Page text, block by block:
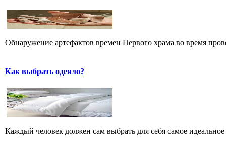
Обнаружение артефактов времен Первого храма во время
Как выбрать одеяло?
Каждый человек должен сам выбрать для себя самое